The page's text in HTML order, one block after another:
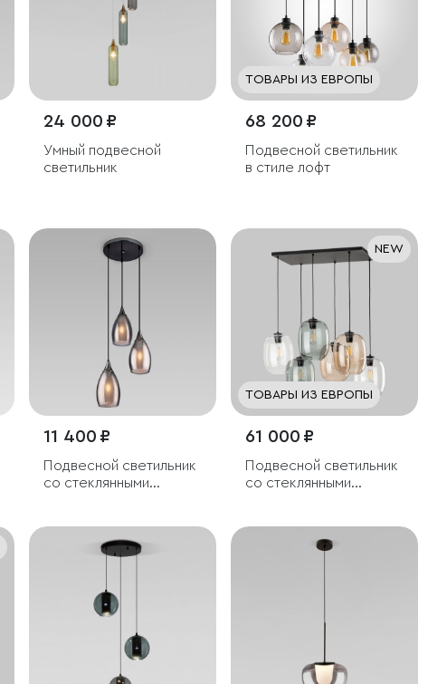
24 000 ₽
Умный подвесной
светильник
ТОВАРЫ ИЗ ЕВРОПЫ
68 200 ₽
Подвесной светильник
в стиле лофт
11 400 ₽
Подвесной светильник
со стеклянными
NEW
ТОВАРЫ ИЗ ЕВРОПЫ
61 000 ₽
Подвесной светильник
со стеклянными